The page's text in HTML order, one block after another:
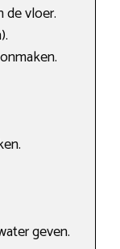
de vloer.
geven.